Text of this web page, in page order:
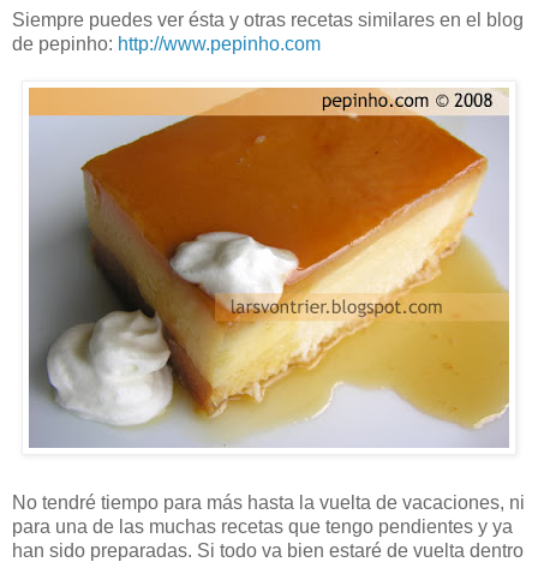
Siempre puedes ver ésta y otras recetas similares en el blog
de pepinho: http://www.pepinho.com
No tendré tiempo para más hasta la vuelta de vacaciones, ni
para una de las muchas recetas que tengo pendientes y ya
han sido preparadas. Si todo va bien estaré de vuelta dentro